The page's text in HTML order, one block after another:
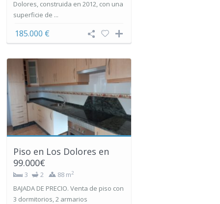
Dolores, construida en 2012, con una
superficie de ...
185.000 €
Piso en Los Dolores en
99.000€
3 2 88 m2
BAJADA DE PRECIO. Venta de piso con
3 dormitorios, 2 armarios